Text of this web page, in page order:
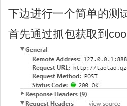
下边进行一个简单的测
首先通过抓包获取到